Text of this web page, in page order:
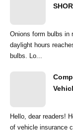
Onions form bulbs in
daylight hours
bulbs. Lo...
Hello, dear readers!
of vehicle insurance